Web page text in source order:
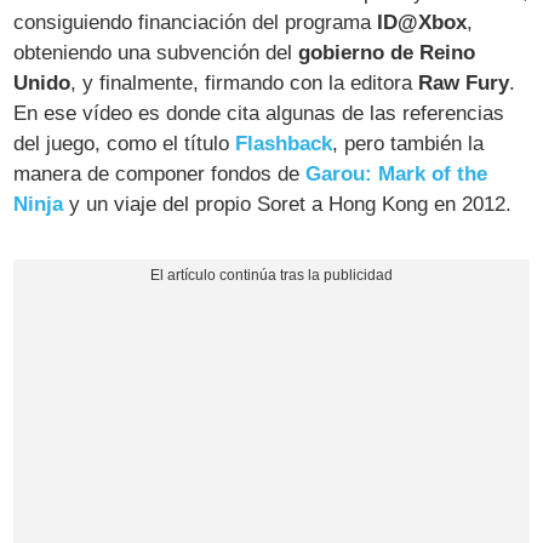
consiguiendo financiación del programa ID@Xbox,
obteniendo una subvención delgobierno de Reino
Unido, y finalmente, firmando con la editora Raw Fury.
En ese vídeo es donde cita algunas de las referencias
del juego, como el título Flashback, pero también la
manera de componer fondos deGarou: Mark of the
Ninjay un viaje del propio Soret a Hong Kong en 2012.